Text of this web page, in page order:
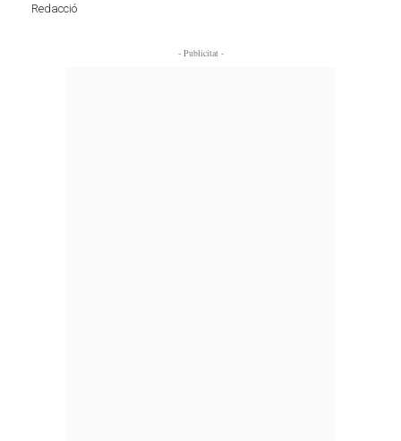
Redacció
- Publicitat -